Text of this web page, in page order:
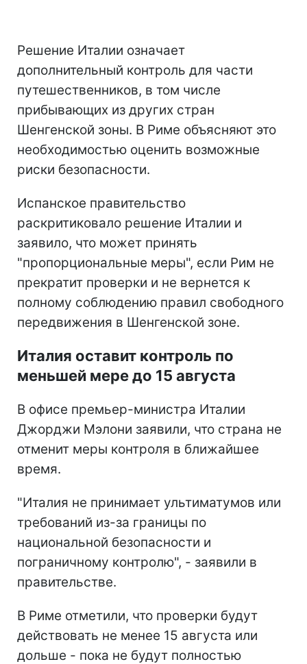
Решение Италии означает
дополнительный контроль для части
путешественников, в том числе
прибывающих из других стран
Шенгенской зоны. В Риме объясняют это
необходимостью оценить возможные
риски безопасности.
Испанское правительство
раскритиковало решение Италии и
заявило, что может принять
"пропорциональные меры", если Рим не
прекратит проверки и не вернется к
полному соблюдению правил свободного
передвижения в Шенгенской зоне.
Италия оставит контроль по
меньшей мере до 15 августа
В офисе премьер-министра Италии
Джорджи Мэлони заявили, что страна не
отменит меры контроля в ближайшее
время.
"Италия не принимает ультиматумов или
требований из-за границы по
национальной безопасности и
пограничному контролю", - заявили в
правительстве.
В Риме отметили, что проверки будут
действовать не менее 15 августа или
дольше - пока не будут полностью